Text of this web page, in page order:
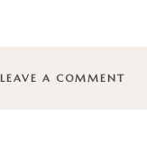
LEAVE A COMMENT